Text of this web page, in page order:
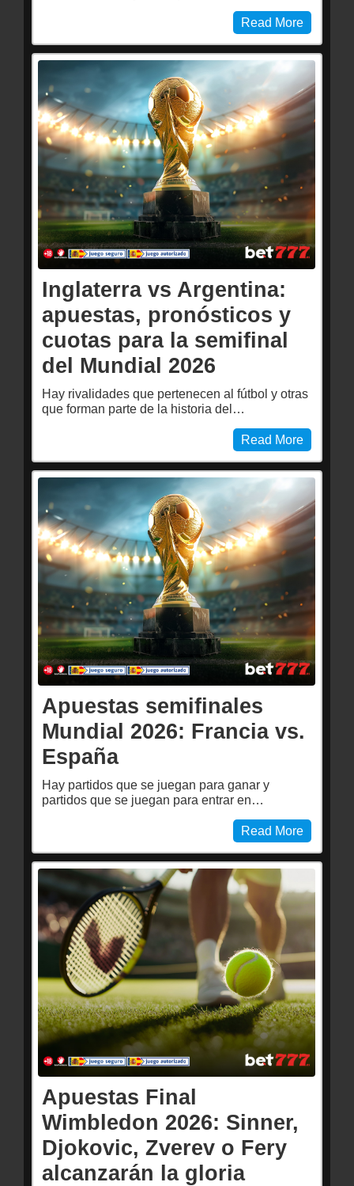
Read More
Inglaterra vs Argentina:
apuestas, pronósticos y
cuotas para la semifinal
del Mundial 2026
Hay rivalidades que pertenecen al fútbol y otras
que forman parte de la historia del…
Read More
Apuestas semifinales
Mundial 2026: Francia vs.
España
Hay partidos que se juegan para ganar y
partidos que se juegan para entrar en…
Read More
Apuestas Final
Wimbledon 2026: Sinner,
Djokovic, Zverev o Fery
alcanzarán la gloria